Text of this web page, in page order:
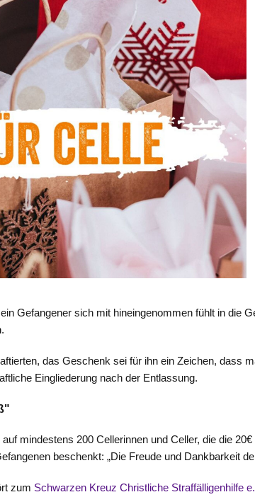
Gefangener sich mit hineingenommen fühlt in die
das Geschenk sei für ihn ein Zeichen, dass
Eingliederung nach der Entlassung.
mindestens 200 Cellerinnen und Celler, die die
beschenkt: „Die Freude und Dankbarkeit
zum Schwarzen Kreuz Christliche Straffälligenhilfe